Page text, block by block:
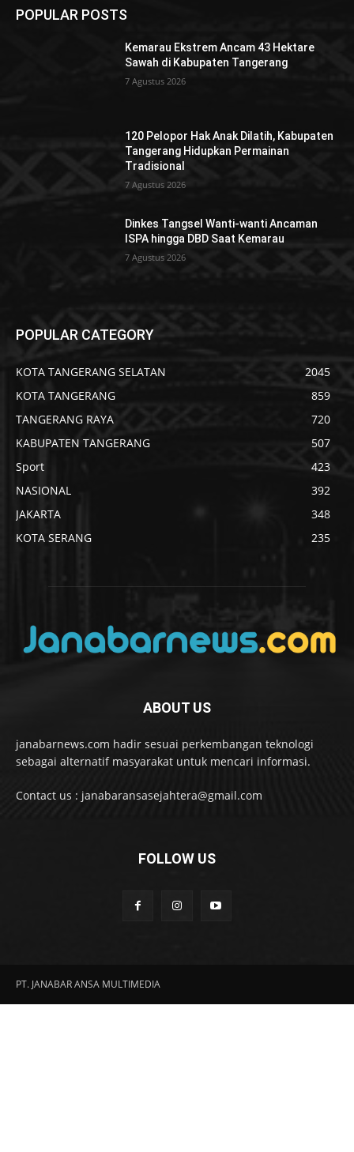
POPULAR POSTS
Kemarau Ekstrem Ancam 43 Hektare
Sawah di Kabupaten Tangerang
7 Agustus 2026
120 Pelopor Hak Anak Dilatih, Kabupaten
Tangerang Hidupkan Permainan
Tradisional
7 Agustus 2026
Dinkes Tangsel Wanti-wanti Ancaman
ISPA hingga DBD Saat Kemarau
7 Agustus 2026
POPULAR CATEGORY
KOTA TANGERANG SELATAN
2045
KOTA TANGERANG
859
TANGERANG RAYA
720
KABUPATEN TANGERANG
507
Sport
423
NASIONAL
392
JAKARTA
348
KOTA SERANG
235
ABOUT US
janabarnews.com hadir sesuai perkembangan teknologi
sebagai alternatif masyarakat untuk mencari informasi.
Contact us : janabaransasejahtera@gmail.com
FOLLOW US
PT. JANABAR ANSA MULTIMEDIA